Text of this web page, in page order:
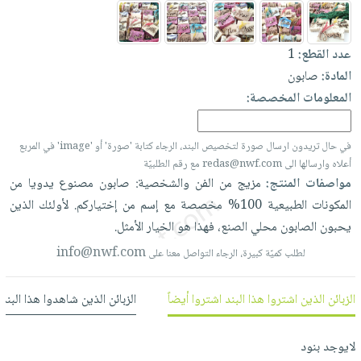
العناية
بالأسنان
الحمية
والتغذية
أدوات
المائدة
الأوعية
والتخزين
أدوات
المطبخ
الأكثر
مبيعاً
العودة
للمدارس
اكسسوارات
اكسسوارات
منزلية
اكسسوارات
ملابس
مطرزات
حقائب
حلي
عناية
بالذات
شحن
مجاني
بنود
مختارة
اشتراكات
كل
الاشتراكات
صندوق
القراءة
iKitab
بحث
متقدم
نيل
وفرات
الشركة
سياسة
حسابك
لائحة
عدد القطع:1
المادة:صابون
المعلومات المخصصة:
في حال تريدون ارسال صورة لتخصيص البند، الرجاء كتابة 'صورة' أو 'image' في المربع
أعلاه وارسالها الى redas@nwf.com مع رقم الطلبيّة
مواصفات المنتج: مزيج من الفن والشخصية: صابون مصنوع يدويا من
المكونات الطبيعية 100% مخصصة معإسم منإختياركم. لأولئك الذين
يحبون الصابون محلي الصنع، فهذا هوالخيارالأمثل.
لطلب كميّة كبيرة، الرجاء التواصل معنا علىinfo@nwf.com
الزبائن الذين اشتروا هذا البند اشتروا أيضاً الزبائن الذين شاهدوا هذا
لايوجد بنود